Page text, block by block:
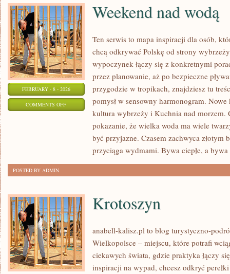
FEBRUARY - 8 - 2026
COMMENTS OFFON
Weekend nad wodą
Ten serwis to mapa inspiracji dla osób,
chcą odkrywać Polskę od strony
wypoczynek łączy się z konkretnymi
przez planowanie, aż po bezpieczne
przygodzie w tropikach, znajdziesz tu
pomysł w sensowny harmonogram.
kultura wybrzeży i Kuchnia nad morzem.
pokazanie, że wielka woda ma wiele
być przyjazne. Czasem zachwyca złotym
przyciąga wydmami. Bywa ciepłe, a bywa
POSTED BY ADMIN
Krotoszyn
anabell-kalisz.pl to blog turystyczno-
Wielkopolsce – miejscu, które potrafi
ciekawych świata, gdzie praktyka łączy
inspiracji na wypad, chcesz odkryć